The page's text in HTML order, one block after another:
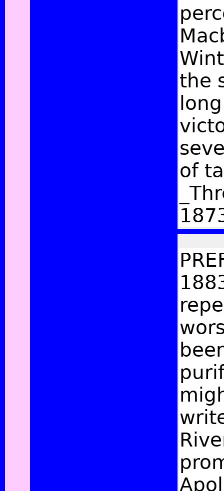
the
of
PREFATORY NOTE TO THE EDITION OF 1883 I. The Hellenic spirit has been repeatedly characterized as simple Nature-worship. Even the Higher Paganism has been described as 'in other words the purified worship of natural forms.'[1] One might suppose, in reading some modern writers, that the Nymphs and Fauns, the River-Gods and Pan, were at least as prominent in all Greek poetry as Zeus, Apollo, and Athena, or that Apollo was only the sweet singer and not also the prophet of retribution. The fresh and unimpaired enjoyment of the Beautiful is certainly the aspect of ancient life and literature which most attracted the humanists of the sixteenth century, and still most impresses those amongst